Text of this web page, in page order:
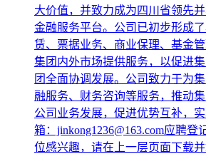
大价值，并致力成为四川省领先
金融服务平台。公司已初步形成
赁、票据业务、商业保理、基金
集团内外市场提供服务，以促进
团全面协调发展。公司致力于为
融服务、财务咨询等服务，推动
公司业务发展，促进优势互补，
箱：jinkong1236@163.com应聘登
位感兴趣，请在上一层页面下载